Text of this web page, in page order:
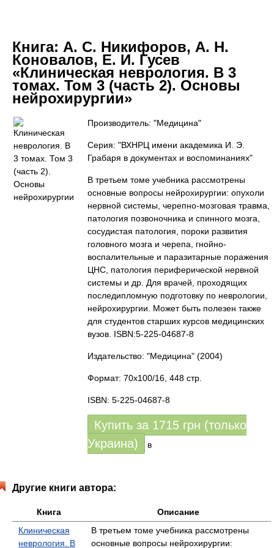
Книга: А. С. Никифоров, А. Н.
Коновалов, Е. И. Гусев
«Клиническая неврология. В 3
томах. Том 3 (часть 2). Основы
нейрохирургии»
Производитель: "Медицина"
Серия: "ВХНРЦ имени академика И. Э.
Грабаря в документах и воспоминаниях"
В третьем томе учебника рассмотрены
основные вопросы нейрохирургии: опухоли
нервной системы, черепно-мозговая травма,
патология позвоночника и спинного мозга,
сосудистая патология, пороки развития
головного мозга и черепа, гнойно-
воспалительные и паразитарные поражения
ЦНС, патология периферической нервной
системы и др. Для врачей, проходящих
последипломную подготовку по неврологии,
нейрохирургии. Может быть полезен также
для студентов старших курсов медицинских
вузов. ISBN:5-225-04687-8
Издательство: "Медицина" (2004)
Формат: 70x100/16, 448 стр.
ISBN: 5-225-04687-8
Купить за 1715 грн (только
Украина)
в
Другие книги автора:
Книга
Описание
Клиническая
неврология. В
В третьем томе учебника рассмотрены
основные вопросы нейрохирургии: